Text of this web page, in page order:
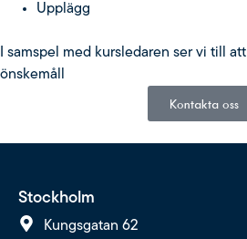
Upplägg
I samspel med kursledaren ser vi till
önskemåll
Kontakta oss
Stockholm
Kungsgatan 62